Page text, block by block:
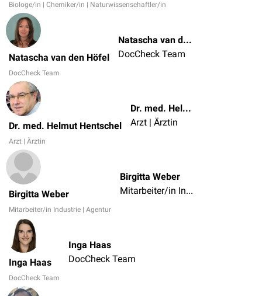
Biologe/in | Chemiker/in | Naturwissenschaftler/in
Natascha van den Höfel
DocCheck Team
Natascha van den Höfel
DocCheck Team
Dr. med. Helmut Hentschel
Arzt | Ärztin
Dr. med. Helmut Hentschel
Arzt | Ärztin
Birgitta Weber
Mitarbeiter/in Industrie | Agentur
Birgitta Weber
Mitarbeiter/in Industrie | Agentur
Inga Haas
DocCheck Team
Inga Haas
DocCheck Team